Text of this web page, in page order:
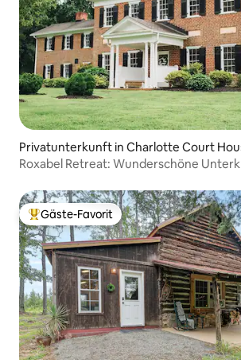
Privatunterkunft in Charlotte Court
Roxabel Retreat: Wunderschöne
Beliebter Gäste-Favorit.
Gäste-Favorit